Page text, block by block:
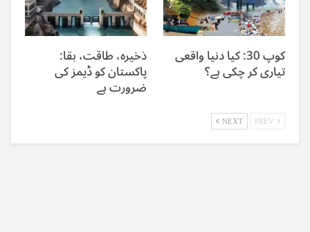
کوپ 30: کیا دنیا واقعی
تیاری کر چکی ہے؟
ذخیرہ، طاقت، بقا:
پاکستان کو ڈیمز کی
ضرورت ہے
NEXT